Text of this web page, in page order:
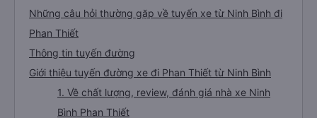
Những câu hỏi thường gặp về tuyến xe từ Ninh Bình đi
Phan Thiết
Thông tin tuyến đường
Giới thiệu tuyến đường xe đi Phan Thiết từ Ninh Bình
1. Về chất lượng, review, đánh giá nhà xe Ninh
Bình Phan Thiết